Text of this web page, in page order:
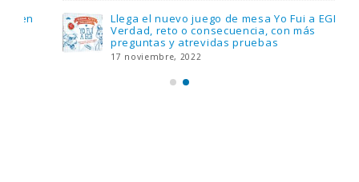
Llega el nuevo juego de mesa Yo Fui a EGB:
Verdad, reto o consecuencia, con más
preguntas y atrevidas pruebas
17 noviembre, 2022